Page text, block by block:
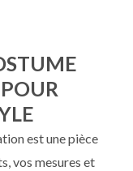
est une pièce
vos mesures et